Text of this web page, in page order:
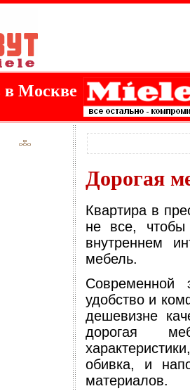
в Москве
Дорогая
Квартира в
не все,
внутреннем
мебель.
Современной
удобство и
дешевизне
дорогая
обивка, и
материалов.